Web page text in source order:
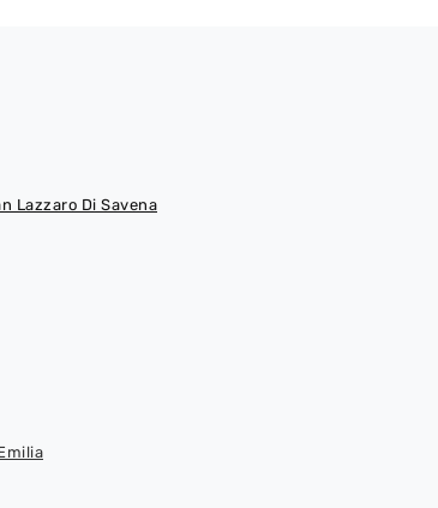
Lazzaro Di Savena